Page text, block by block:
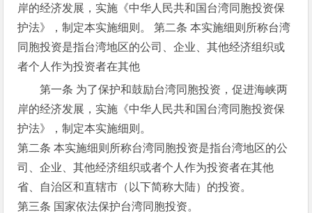
岸的经济发展，实施《中华人民共和国台湾同胞投资保
护法》，制定本实施细则。 第二条 本实施细则所称台湾
同胞投资是指台湾地区的公司、企业、其他经济组织或
者个人作为投资者在其他
第一条 为了保护和鼓励台湾同胞投资，促进海峡两
岸的经济发展，实施《中华人民共和国台湾同胞投资保
护法》，制定本实施细则。
第二条 本实施细则所称台湾同胞投资是指台湾地区的公
司、企业、其他经济组织或者个人作为投资者在其他
省、自治区和直辖市（以下简称大陆）的投资。
第三条 国家依法保护台湾同胞投资。